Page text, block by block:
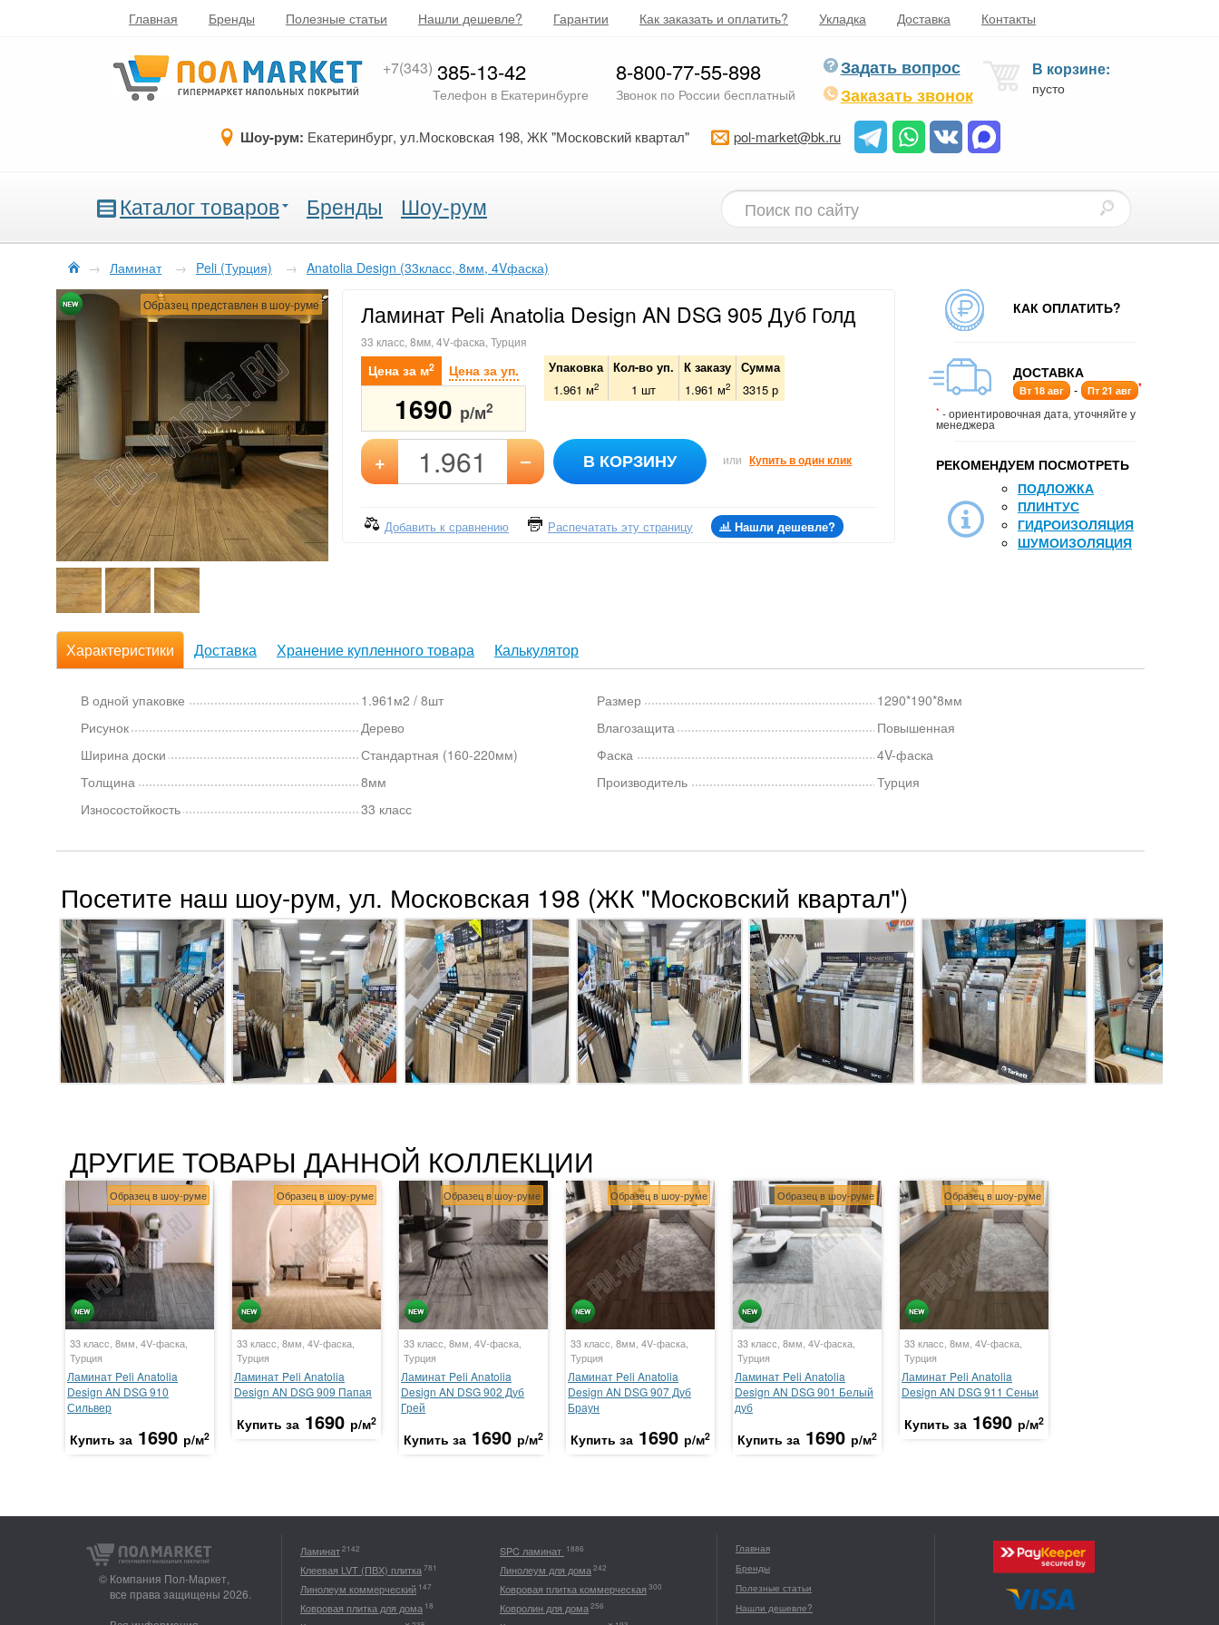
Главная Бренды Полезные статьи Нашли дешевле? Гарантии Как заказать и оплатить? Укладка Доставка Контакты
+7(343) 385-13-42
Телефон в Екатеринбурге
8-800-77-55-898
Звонок по России бесплатный
Задать вопрос
Заказать звонок
В корзине:
пусто
Шоу-рум: Екатеринбург, ул.Московская 198, ЖК "Московский квартал" pol-market@bk.ru
Каталог товаров Бренды Шоу-рум
→ Ламинат → Peli (Турция) → Anatolia Design (33класс, 8мм, 4Vфаска)
Образец представлен в шоу-руме Ламинат Peli Anatolia Design AN DSG 905 Дуб Голд
33 класс, 8мм, 4V-фаска, Турция
Цена за м2 Цена за уп.
1690 р/м2
Упаковка Кол-во уп. К заказу Сумма
1.961 м2 1 шт 1.961 м2 3315 р
+ – В КОРЗИНУ или Купить в один клик
Добавить к сравнению Распечатать эту страницу Нашли дешевле?
КАК ОПЛАТИТЬ?
ДОСТАВКА
Вт 18 авг - Пт 21 авг *
* - ориентировочная дата, уточняйте у
менеджера
РЕКОМЕНДУЕМ ПОСМОТРЕТЬ
ПОДЛОЖКА
ПЛИНТУС
ГИДРОИЗОЛЯЦИЯ
ШУМОИЗОЛЯЦИЯ
Характеристики Доставка Хранение купленного товара Калькулятор
В одной упаковке
1.961м2 / 8шт
Рисунок
Дерево
Ширина доски
Стандартная (160-220мм)
Толщина
8мм
Износостойкость
33 класс
Размер
1290*190*8мм
Влагозащита
Повышенная
Фаска
4V-фаска
Производитель
Турция
Посетите наш шоу-рум, ул. Московская 198 (ЖК "Московский квартал")
ДРУГИЕ ТОВАРЫ ДАННОЙ КОЛЛЕКЦИИ
Образец в шоу-руме
33 класс, 8мм, 4V-фаска,
Турция
Ламинат Peli Anatolia
Design AN DSG 910
Сильвер
Купить за 1690 р/м2
Образец в шоу-руме
33 класс, 8мм, 4V-фаска,
Турция
Ламинат Peli Anatolia
Design AN DSG 909 Папая
Купить за 1690 р/м2
Образец в шоу-руме
33 класс, 8мм, 4V-фаска,
Турция
Ламинат Peli Anatolia
Design AN DSG 902 Дуб
Грей
Купить за 1690 р/м2
Образец в шоу-руме
33 класс, 8мм, 4V-фаска,
Турция
Ламинат Peli Anatolia
Design AN DSG 907 Дуб
Браун
Купить за 1690 р/м2
Образец в шоу-руме
33 класс, 8мм, 4V-фаска,
Турция
Ламинат Peli Anatolia
Design AN DSG 901 Белый
дуб
Купить за 1690 р/м2
Образец в шоу-руме
33 класс, 8мм, 4V-фаска,
Турция
Ламинат Peli Anatolia
Design AN DSG 911 Сеньи
Купить за 1690 р/м2
© Компания Пол-Маркет,
все права защищены 2026.
Ламинат2142 SPC ламинат 1886
Клеевая LVT (ПВХ) плитка781 Линолеум для дома242
Линолеум коммерческий 147 Ковровая плитка коммерческая 300
Ковровая плитка для дома 18 Ковролин для дома256
Главная
Бренды
Полезные статьи
Нашли дешевле?